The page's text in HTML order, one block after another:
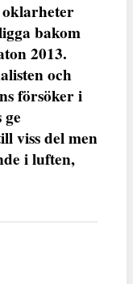
bakom
2013.
och
försöker i
viss del men
i luften,